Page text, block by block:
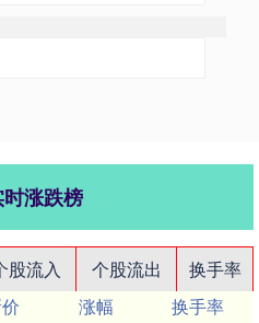
涨跌榜
股流入 个股流出
换手率
涨幅
换手率